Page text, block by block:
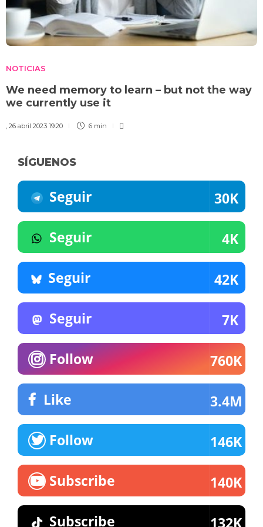
NOTICIAS
We need memory to learn – but not the way
we currently use it
, 26 abril 2023 19:20 6 min
SÍGUENOS
Seguir 30K
Seguir 4K
Seguir 42K
Seguir 7K
Follow 760K
Like 3.4M
Follow 146K
Subscribe 140K
Subscribe 132K